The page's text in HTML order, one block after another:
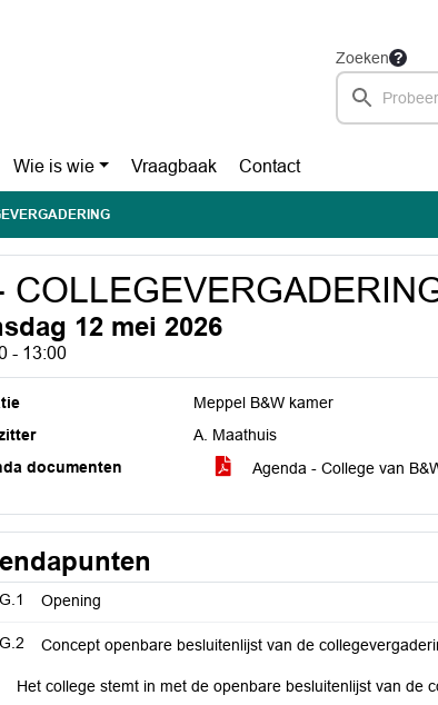
Zoeken
Wie is wie Vraagbaak Contact
12 mei 2026
- 13:00
Meppel B&W kamer
A. Maathuis
documenten
Agenda - College van
Opening
Concept openbare besluitenlijst van de
Het college stemt in met de openbare besluitenlijst van de